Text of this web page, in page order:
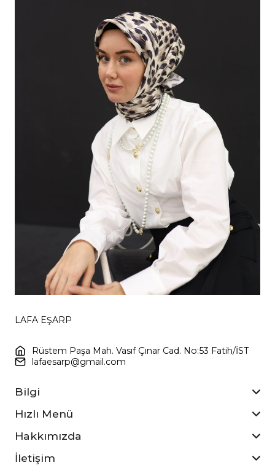
LAFA EŞARP
Rüstem Paşa Mah. Vasıf Çınar Cad. No:53 Fatih/İST
lafaesarp@gmail.com
Bilgi
Hızlı Menü
Hakkımızda
İletişim